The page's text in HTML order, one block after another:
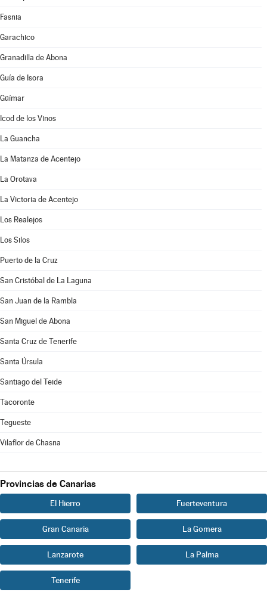
Fasnia
Garachico
Granadilla de Abona
Guía de Isora
Güímar
Icod de los Vinos
La Guancha
La Matanza de Acentejo
La Orotava
La Victoria de Acentejo
Los Realejos
Los Silos
Puerto de la Cruz
San Cristóbal de La Laguna
San Juan de la Rambla
San Miguel de Abona
Santa Cruz de Tenerife
Santa Úrsula
Santiago del Teide
Tacoronte
Tegueste
Vilaflor de Chasna
Provincias de Canarias
El Hierro Fuerteventura
Gran Canaria La Gomera
Lanzarote La Palma
Tenerife